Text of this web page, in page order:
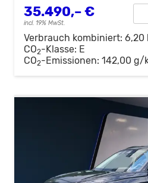
35.490,– €
incl. 19% MwSt.
Verbrauch kombiniert: 6,20
CO2-Klasse: E
CO2-Emissionen: 142,00 g/